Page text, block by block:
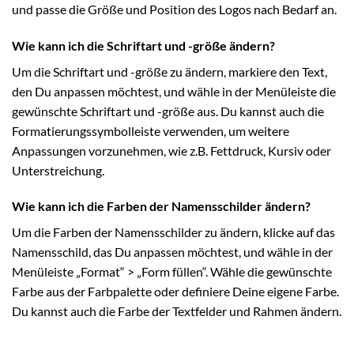
und passe die Größe und Position des Logos nach Bedarf an.
Wie kann ich die Schriftart und -größe ändern?
Um die Schriftart und -größe zu ändern, markiere den Text,
den Du anpassen möchtest, und wähle in der Menüleiste die
gewünschte Schriftart und -größe aus. Du kannst auch die
Formatierungssymbolleiste verwenden, um weitere
Anpassungen vorzunehmen, wie z.B. Fettdruck, Kursiv oder
Unterstreichung.
Wie kann ich die Farben der Namensschilder ändern?
Um die Farben der Namensschilder zu ändern, klicke auf das
Namensschild, das Du anpassen möchtest, und wähle in der
Menüleiste „Format“ > „Form füllen“. Wähle die gewünschte
Farbe aus der Farbpalette oder definiere Deine eigene Farbe.
Du kannst auch die Farbe der Textfelder und Rahmen ändern.